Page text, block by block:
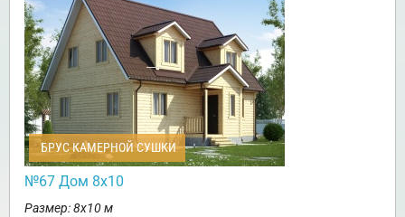
БРУС КАМЕРНОЙ СУШКИ
№67 Дом 8х10
Размер: 8х10 м